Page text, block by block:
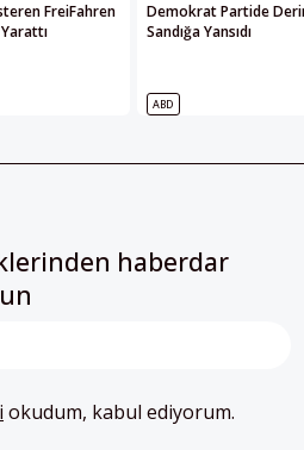
FreiFahren
Demokrat Partide
Sandığa Yansıdı
ABD
haberdar
okudum, kabul ediyorum.